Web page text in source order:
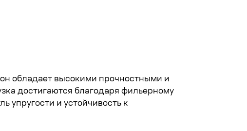
обладает высокими прочностными и
достигаются благодаря фильерному
упругости и устойчивость к